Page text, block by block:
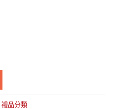
禮品分類